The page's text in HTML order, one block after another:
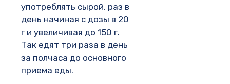
употреблять сырой, раз в
день начиная с дозы в 20
г и увеличивая до 150 г.
Так едят три раза в день
за полчаса до основного
приема еды.